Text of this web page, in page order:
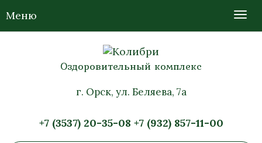
Оздоровительный комплекс
г. Орск, ул. Беляева, 7а
+7 (3537) 20-35-08 +7 (932) 857-11-00
Меню